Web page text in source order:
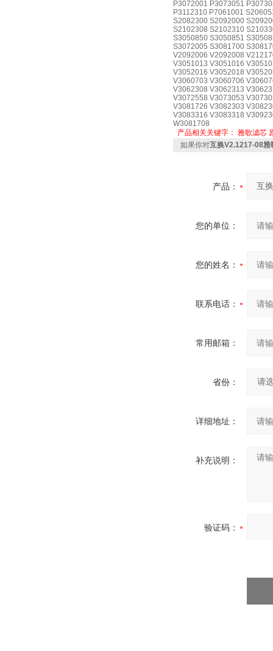
P3072001 P3073051
P3112310 P7061001
S2082300 S2092000
S2102308 S2102310
S3050850 S3050851
S3072005 S3081700
V2092006 V2092008
V3051013 V3051016
V3052016 V3052018
V3060703 V3060706
V3062308 V3062313
V3072558 V3073053
V3081726 V3082303
V3083316 V3083318
W3081708
产品相关关键字： 雅歌滤芯
如果你对互换V2.1217-08雅
产品：
您的单位：
您的姓名：
联系电话：
常用邮箱：
省份：
详细地址：
补充说明：
验证码：